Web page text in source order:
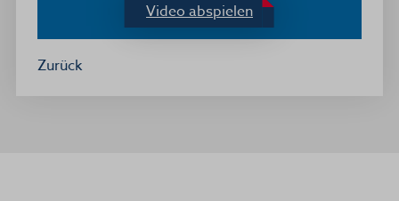
Video abspielen
Zurück